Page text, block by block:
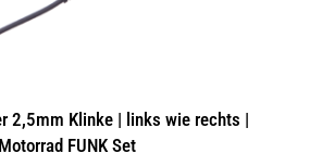
2,5mm Klinke | links wie rechts |
Motorrad FUNK Set